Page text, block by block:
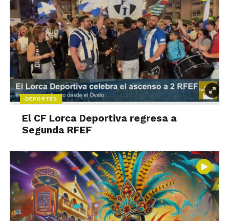
DEPORTES
El CF Lorca Deportiva regresa a
Segunda RFEF